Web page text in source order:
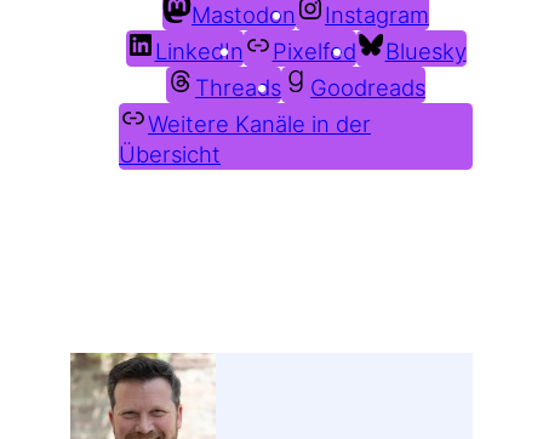
Mastodon
Instagram
LinkedIn
Pixelfed
Bluesky
Threads
Goodreads
Weitere Kanäle in der
Übersicht